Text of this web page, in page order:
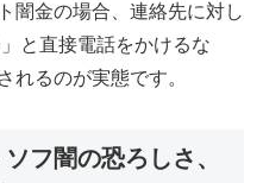
闇金の場合、連絡先に対し
と直接電話をかけるな
れるのが実態です。
フ闇の恐ろしさ、